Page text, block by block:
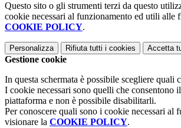
Questo sito o gli strumenti terzi da questo
cookie necessari al funzionamento ed utili alle
COOKIE POLICY.
Personalizza Rifiuta tutti i cookies Accetta
Gestione cookie
In questa schermata è possibile scegliere quali
I cookie necessari sono quelli che consentono
piattaforma e non è possibile disabilitarli.
Per conoscere quali sono i cookie necessari al
visionare la COOKIE POLICY.